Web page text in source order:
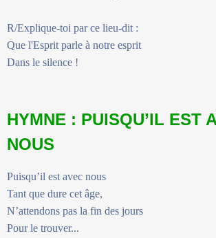
R/Explique-toi par ce lieu-dit :
Que l'Esprit parle à notre esprit
Dans le silence !
HYMNE : PUISQU’IL EST
NOUS
Puisqu’il est avec nous
Tant que dure cet âge,
N’attendons pas la fin des jours
Pour le trouver...